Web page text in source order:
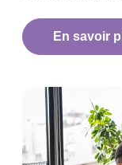
En savoir